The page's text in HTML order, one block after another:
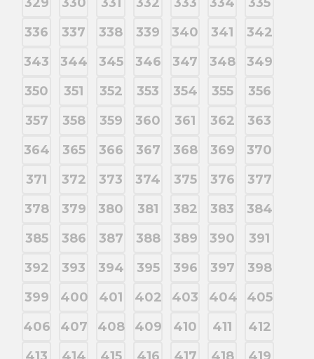
336
337 338 339 340 341
342
343
344 345 346 347 348
349
350
351 352 353 354 355
356
357
358 359 360 361 362
363
364
365 366 367 368 369
370
371
372 373 374 375 376
377
378
379 380 381 382 383
384
385
386 387 388 389 390
391
392
393 394 395 396 397
398
399
400 401 402 403 404
405
406
407 408 409 410 411
412